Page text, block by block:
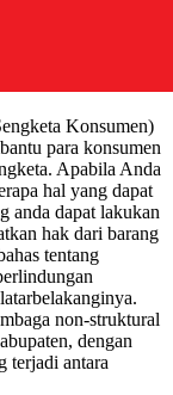
Konsumen)
para konsumen
Apabila Anda
hal yang dapat
anda dapat lakukan
hak dari barang
tentang
non-struktural
dengan
terjadi antara